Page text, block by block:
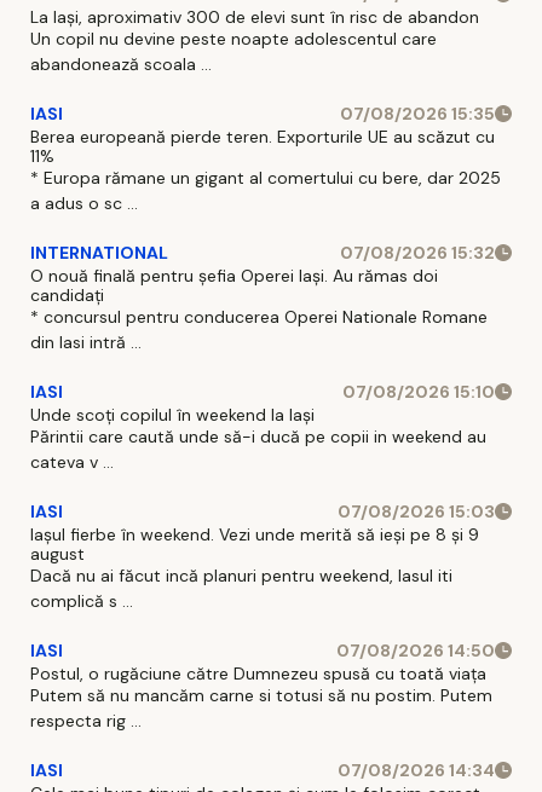
La Iași, aproximativ 300 de elevi sunt în risc de abandon
Un copil nu devine peste noapte adolescentul care
abandonează scoala ...
IASI
07/08/2026 15:35
Berea europeană pierde teren. Exporturile UE au scăzut cu
11%
* Europa rămane un gigant al comertului cu bere, dar 2025
a adus o sc ...
INTERNATIONAL
07/08/2026 15:32
O nouă finală pentru șefia Operei Iași. Au rămas doi
candidați
* concursul pentru conducerea Operei Nationale Romane
din Iasi intră ...
IASI
07/08/2026 15:10
Unde scoți copilul în weekend la Iași
Părintii care caută unde să-i ducă pe copii in weekend au
cateva v ...
IASI
07/08/2026 15:03
Iașul fierbe în weekend. Vezi unde merită să ieși pe 8 și 9
august
Dacă nu ai făcut incă planuri pentru weekend, Iasul iti
complică s ...
IASI
07/08/2026 14:50
Postul, o rugăciune către Dumnezeu spusă cu toată viața
Putem să nu mancăm carne si totusi să nu postim. Putem
respecta rig ...
IASI
07/08/2026 14:34